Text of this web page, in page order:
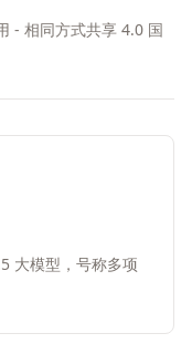
- 相同方式共享 4.0 国
大模型，号称多项